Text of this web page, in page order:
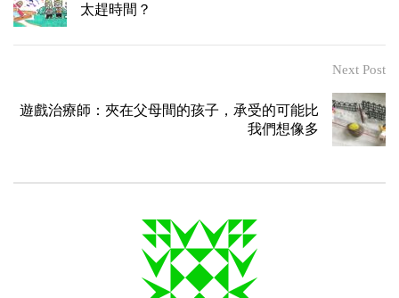
太趕時間？
Next Post
遊戲治療師：夾在父母間的孩子，承受的可能比
我們想像多